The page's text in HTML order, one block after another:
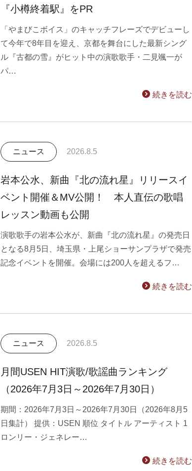
『小樽終着駅』をPR
「やまびこボイス」のキャッチフレーズでデビューし
て今年で8年目を迎え、京都を舞台にした最新シング
ル『古都の雪』がヒット中の演歌歌手・二見颯一が
パ…
続きを読む
ニュース 2026.8.5
岩本公水、新曲『北の流れ星』リリースイ
ベント開催＆MV公開！ 本人直伝の歌唱
レッスン動画も公開
演歌歌手の岩本公水が、新曲『北の流れ星』の発売日
となる8月5日、埼玉県・上尾ショーサンプラザで発売
記念イベントを開催。会場には200人を超えるフ…
続きを読む
ニュース 2026.8.5
月間USEN HIT演歌/歌謡曲ランキング
（2026年7月3日～2026年7月30日）
期間：2026年7月3日～2026年7月30日（2026年8月5
日集計） 提供：USEN 順位 タイトル アーティスト 1
ロンリー・ジェネレー…
続きを読む